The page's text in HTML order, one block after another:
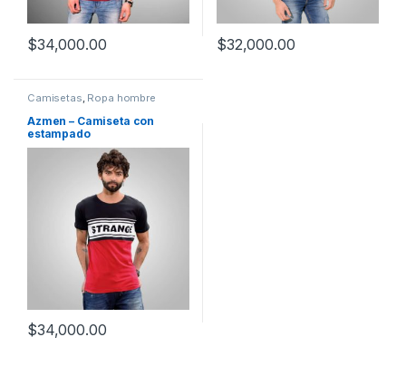
$34,000.00 $32,000.00
Camisetas, Ropa hombre
Azmen – Camiseta con
estampado
$34,000.00